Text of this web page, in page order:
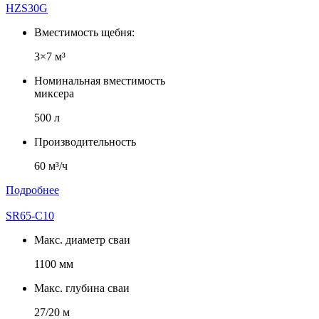
HZS30G
Вместимость щебня:
3×7 м³
Номинальная вместимость
миксера
500 л
Производительность
60 м³/ч
Подробнее
SR65-C10
Макс. диаметр сваи
1100 мм
Макс. глубина сваи
27/20 м